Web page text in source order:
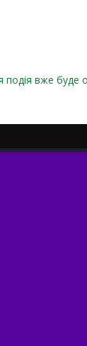
вже буде